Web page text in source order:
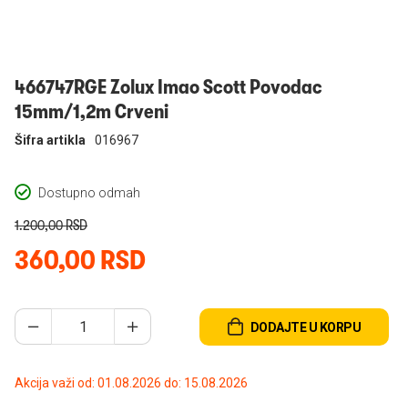
466747RGE Zolux Imao Scott Povodac
15mm/1,2m Crveni
Dostupno odmah
Šifra artikla 016967
360,00 RSD
1.200,00 RSD
DODAJTE U KORPU
Akcija važi od: 01.08.2026 do: 15.08.2026